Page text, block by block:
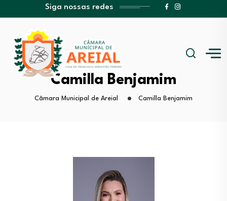
Siga nossas redes
Camilla Benjamim
Câmara Municipal de Areial Camilla Benjamim